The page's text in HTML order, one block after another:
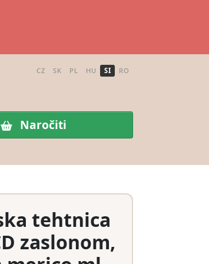
CZ SK PL HU SI RO
Naročiti
tehtnica
zaslonom,